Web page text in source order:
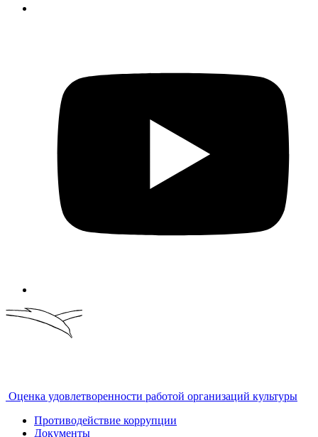
Оценка удовлетворенности работой организаций культуры
Противодействие коррупции
Документы